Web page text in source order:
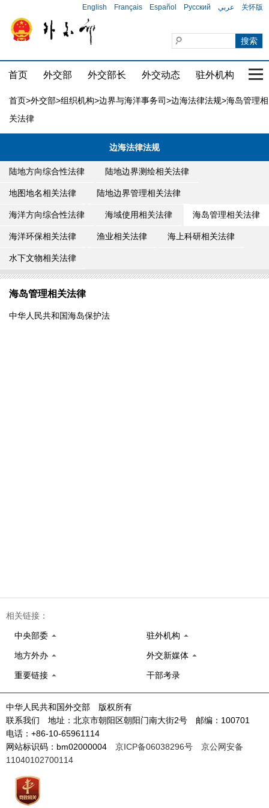
English Français Español Русский عربي 关怀版
首页 外交部 外交部长 外交动态 驻外机构 国
首页>外交部>组织机构>边界与海洋事务司>边海法律法规>海岛管理相
关法律
边海法律法规
陆地方向综合性法律 陆地边界测绘相关法律
地图地名相关法律 陆地边界管理相关法律
海洋方向综合性法律 海域使用相关法律 海岛管理相关法律
海洋环保相关法律 渔业相关法律 海上科研相关法律
水下文物相关法律
海岛管理相关法律
中华人民共和国海岛保护法
相关链接：
中央部委 驻外机构
地方外办 外交新媒体
重要链接 干部考录
中华人民共和国外交部 版权所有
联系我们 地址：北京市朝阳区朝阳门南大街2号 邮编：100701
电话：+86-10-65961114
网站标识码：bm02000004 京ICP备06038296号
京公网安备
11040102700114